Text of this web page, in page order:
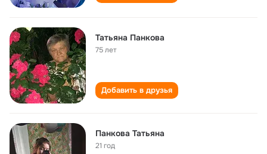
Татьяна Панкова
75 лет
Добавить в друзья
Панкова Татьяна
21 год